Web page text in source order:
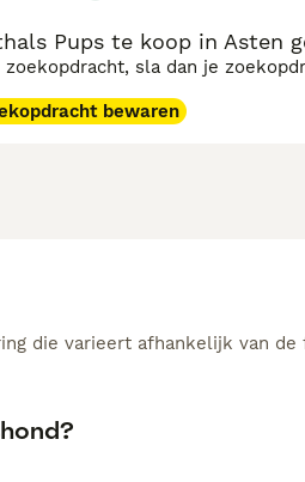
Pups te koop in Asten
sla dan je
bewaren
die varieert afhankelijk van de